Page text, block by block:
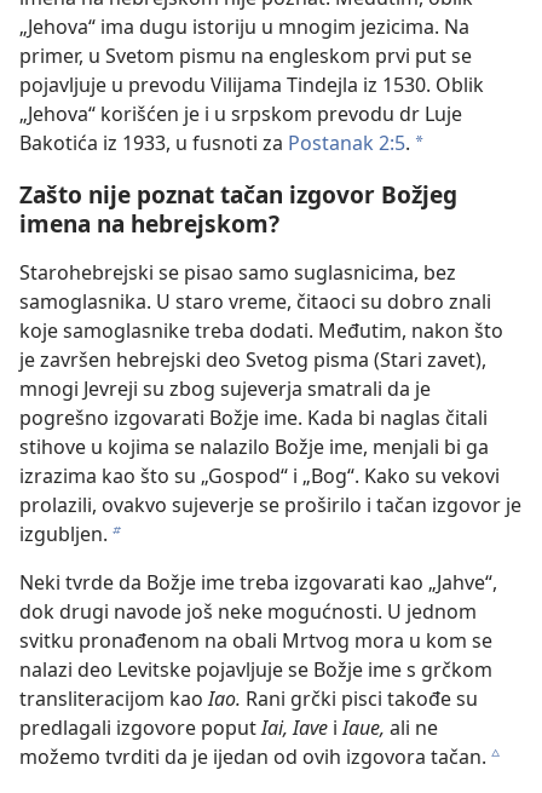
„Jehova“ ima dugu istoriju u mnogim jezicima. Na
primer, u Svetom pismu na engleskom prvi put se
pojavljuje u prevodu Vilijama Tindejla iz 1530. Oblik
„Jehova“ korišćen je i u srpskom prevodu dr Luje
Bakotića iz 1933, u fusnoti za Postanak 2:5. a
Zašto nije poznat tačan izgovor Božjeg
imena na hebrejskom?
Starohebrejski se pisao samo suglasnicima, bez
samoglasnika. U staro vreme, čitaoci su dobro znali
koje samoglasnike treba dodati. Međutim, nakon što
je završen hebrejski deo Svetog pisma (Stari zavet),
mnogi Jevreji su zbog sujeverja smatrali da je
pogrešno izgovarati Božje ime. Kada bi naglas čitali
stihove u kojima se nalazilo Božje ime, menjali bi ga
izrazima kao što su „Gospod“ i „Bog“. Kako su vekovi
prolazili, ovakvo sujeverje se proširilo i tačan izgovor je
izgubljen. b
Neki tvrde da Božje ime treba izgovarati kao „Jahve“,
dok drugi navode još neke mogućnosti. U jednom
svitku pronađenom na obali Mrtvog mora u kom se
nalazi deo Levitske pojavljuje se Božje ime s grčkom
transliteracijom kaoIao. Rani grčki pisci takođe su
predlagali izgovore poputIai, Iave iIaue, ali ne
možemo tvrditi da je ijedan od ovih izgovora tačan. c